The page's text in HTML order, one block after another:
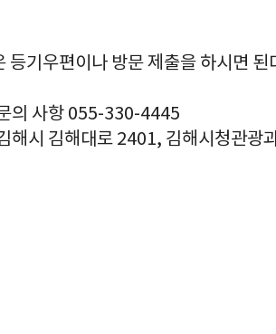
기우편이나 방문 제출을 하시면 된
의 사항 055-330-4445
해시 김해대로 2401, 김해시청관광